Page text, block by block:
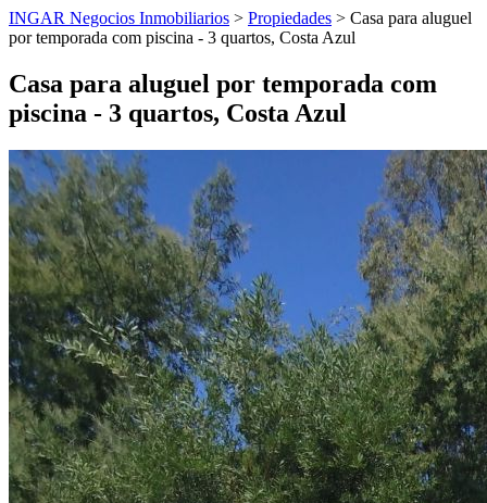
INGAR Negocios Inmobiliarios > Propiedades > Casa para aluguel
por temporada com piscina - 3 quartos, Costa Azul
Casa para aluguel por temporada com
piscina - 3 quartos, Costa Azul